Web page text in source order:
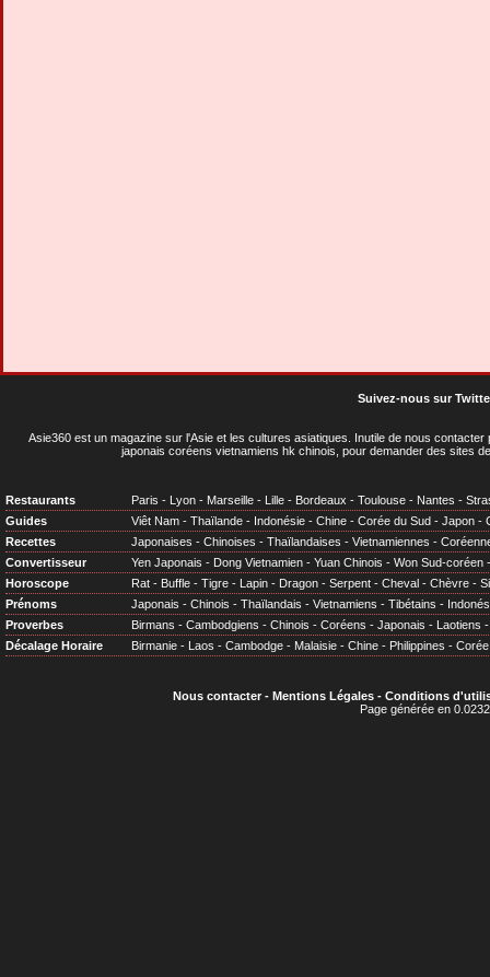
Suivez-nous sur
Asie360 est un magazine sur l'Asie et les cultures asiatiques . Inutile de nous
japonais coréens vietnamiens hk chinois, pour demander des sites
Restaurants Paris - Lyon - Marseille - Lille - Bordeaux - Toulouse - Nantes -
Guides
Viêt Nam - Thaïlande - Indonésie - Chine - Corée du Sud - Japon -
Recettes
Japonaises - Chinoises - Thaïlandaises - Vietnamiennes -
Convertisseur
Yen Japonais - Dong Vietnamien - Yuan Chinois - Won Sud-coréen
Horoscope
Rat - Buffle - Tigre - Lapin - Dragon - Serpent - Cheval - Chèvre -
Prénoms
Japonais - Chinois - Thaïlandais - Vietnamiens - Tibétains -
Proverbes
Birmans - Cambodgiens - Chinois - Coréens - Japonais - Laotiens
Décalage Horaire
Birmanie - Laos - Cambodge - Malaisie - Chine - Philippines - Corée
Nous contacter- Mentions Légales- Conditions
Page générée en